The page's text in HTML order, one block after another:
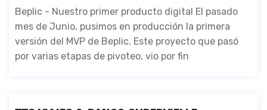
Beplic - Nuestro primer producto digital El pasado
mes de Junio, pusimos en producción la primera
versión del MVP de Beplic. Este proyecto que pasó
por varias etapas de pivoteo, vio por fin